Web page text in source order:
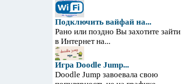
Подключить вайфай на...
Рано или поздно Вы захотите зайти
в Интернет на...
Игра Doodle Jump...
Doodle Jump завоевала свою